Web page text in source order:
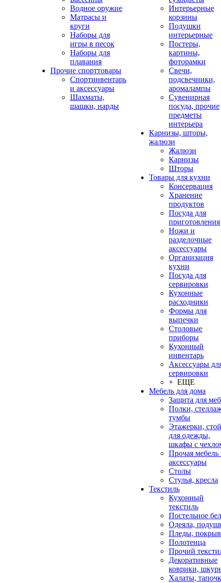
Водное оружие
Матрасы и
круги
Наборы для
игры в песок
Наборы для
плавания
Прочие спорттовары
Спортинвентарь
и аксессуары
Шахматы,
шашки, нарды
Интерьерные
корзины
Подушки
интерьерные
Постеры,
картины,
фоторамки
Свечи,
подсвечники,
аромалампы
Сувенирная
посуда, прочие
предметы
интерьера
Карнизы, шторы,
жалюзи
Жалюзи
Карнизы
Шторы
Товары для кухни
Консервация
Хранение
продуктов
Посуда для
приготовления
Ножи и
разделочные
аксессуары
Организация
кухни
Посуда для
сервировки
Кухонные
расходники
Формы для
выпечки
Столовые
приборы
Кухонный
инвентарь
Аксессуары
сервировки
+ ЕЩЕ
Мебель для дома
Защита для
Полки,
тумбы
Этажерки,
для одежды,
шкафы с
Прочая мебель
аксессуары
Столы
Стулья, кресла
Текстиль
Кухонный
текстиль
Постельное
Одеяла,
Пледы,
Полотенца
Прочий
Декоративные
коврики,
Халаты,